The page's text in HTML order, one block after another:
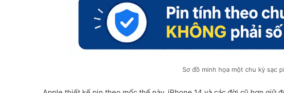
Sơ đồ minh họa một chu kỳ sạc